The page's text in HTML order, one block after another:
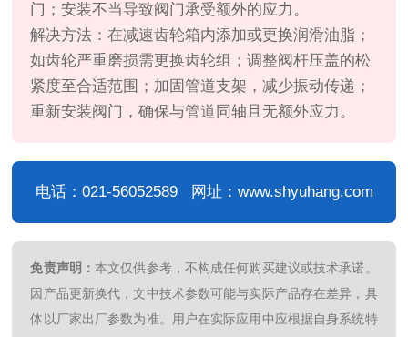
门；安装不当导致阀门承受额外的应力。
解决方法：在减速齿轮箱内添加或更换润滑油脂；
如齿轮严重磨损需更换齿轮组；调整阀杆压盖的松
紧度至合适范围；加固管道支架，减少振动传递；
重新安装阀门，确保与管道同轴且无额外应力。
电话：021-56052589 网址：www.shyuhang.com
免责声明：本文仅供参考，不构成任何购买建议或技术承诺。
因产品更新换代，文中技术参数可能与实际产品存在差异，具
体以厂家出厂参数为准。用户在实际应用中应根据自身系统特